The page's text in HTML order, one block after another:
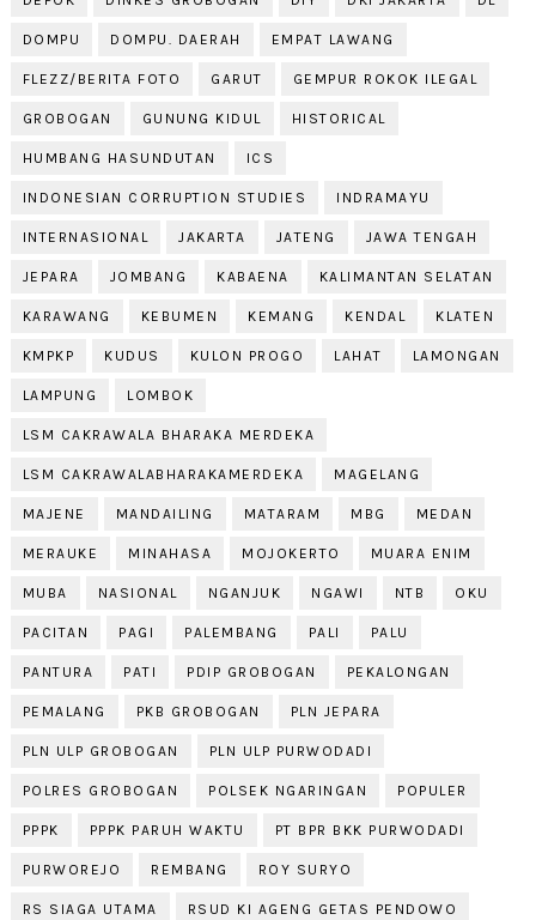
DOMPU DOMPU. DAERAH EMPAT LAWANG
FLEZZ/BERITA FOTO GARUT GEMPUR ROKOK ILEGAL
GROBOGAN GUNUNG KIDUL HISTORICAL
HUMBANG HASUNDUTAN ICS
INDONESIAN CORRUPTION STUDIES INDRAMAYU
INTERNASIONAL JAKARTA JATENG JAWA TENGAH
JEPARA JOMBANG KABAENA KALIMANTAN SELATAN
KARAWANG KEBUMEN KEMANG KENDAL KLATEN
KMPKP KUDUS KULON PROGO LAHAT LAMONGAN
LAMPUNG LOMBOK
LSM CAKRAWALA BHARAKA MERDEKA
LSM CAKRAWALABHARAKAMERDEKA MAGELANG
MAJENE MANDAILING MATARAM MBG MEDAN
MERAUKE MINAHASA MOJOKERTO MUARA ENIM
MUBA NASIONAL NGANJUK NGAWI NTB OKU
PACITAN PAGI PALEMBANG PALI PALU
PANTURA PATI PDIP GROBOGAN PEKALONGAN
PEMALANG PKB GROBOGAN PLN JEPARA
PLN ULP GROBOGAN PLN ULP PURWODADI
POLRES GROBOGAN POLSEK NGARINGAN POPULER
PPPK PPPK PARUH WAKTU PT BPR BKK PURWODADI
PURWOREJO REMBANG ROY SURYO
RS SIAGA UTAMA RSUD KI AGENG GETAS PENDOWO